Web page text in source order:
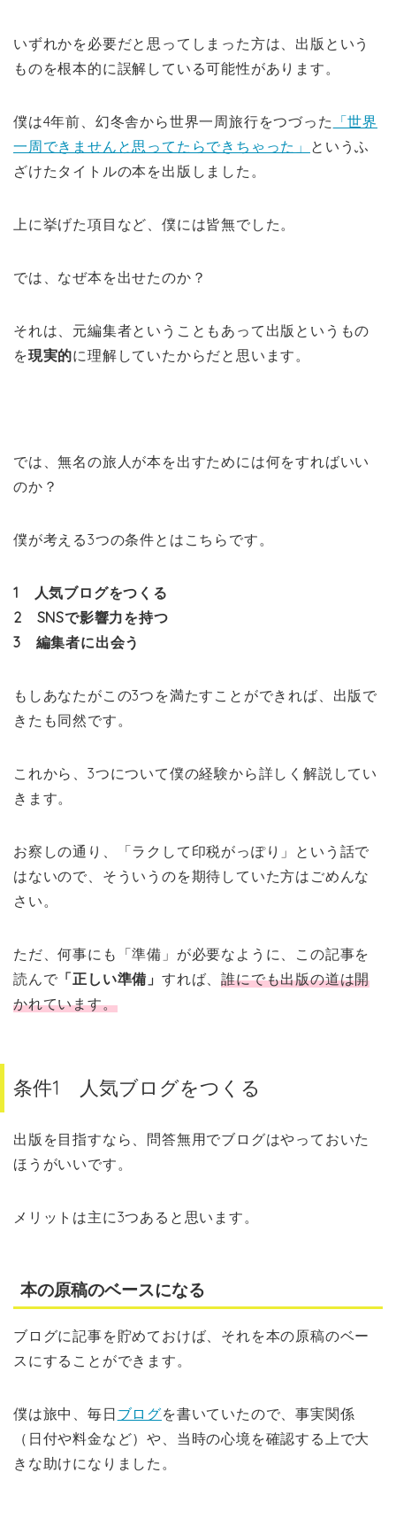
いずれかを必要だと思ってしまった方は、出版という
ものを根本的に誤解している可能性があります。
僕は4年前、幻冬舎から世界一周旅行をつづった 「世界
一周できませんと思ってたらできちゃった」 というふ
ざけたタイトルの本を出版しました。
上に挙げた項目など、僕には皆無でした。
では、なぜ本を出せたのか？
それは、元編集者ということもあって出版というもの
を現実的に理解していたからだと思います。
では、無名の旅人が本を出すためには何をすればいい
のか？
僕が考える3つの条件とはこちらです。
1 人気ブログをつくる
2 SNSで影響力を持つ
3 編集者に出会う
もしあなたがこの3つを満たすことができれば、出版で
きたも同然です。
これから、3つについて僕の経験から詳しく解説してい
きます。
お察しの通り、「ラクして印税がっぽり」という話で
はないので、そういうのを期待していた方はごめんな
さい。
ただ、何事にも「準備」が必要なように、この記事を
読んで 「正しい準備」すれば、誰にでも出版の道は開
かれています。
条件1 人気ブログをつくる
出版を目指すなら、問答無用でブログはやっておいた
ほうがいいです。
メリットは主に3つあると思います。
本の原稿のベースになる
ブログに記事を貯めておけば、それを本の原稿のベー
スにすることができます。
僕は旅中、毎日 ブログを書いていたので、事実関係
（日付や料金など）や、当時の心境を確認する上で大
きな助けになりました。